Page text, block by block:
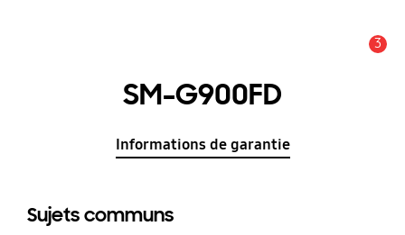
3
SM-G900FD
Informations de garantie
Sujets communs